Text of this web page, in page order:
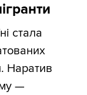
стала
Наратив
—